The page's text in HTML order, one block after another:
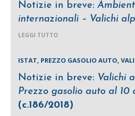
Notizie in breve:
internazionali – Valichi
LEGGI TUTTO
ISTAT, PREZZO GASOLIO AUTO,
Notizie in breve: Valichi
Prezzo gasolio auto al 10
(c.186/2018)